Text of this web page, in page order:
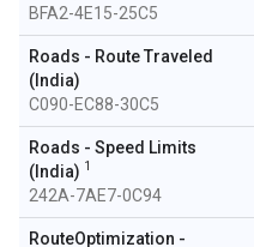
BFA2-4E15-25C5
Roads - Route Traveled
(India)
C090-EC88-30C5
Roads - Speed Limits
(India) 1
242A-7AE7-0C94
RouteOptimization -